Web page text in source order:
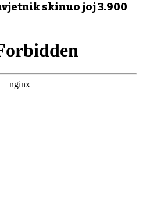
skinuo joj 3.900